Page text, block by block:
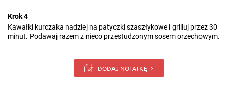
Krok 4
Kawałki kurczaka nadziej na patyczki szaszłykowe i grilluj przez 30
minut. Podawaj razem z nieco przestudzonym sosem orzechowym.
DODAJ NOTATKĘ